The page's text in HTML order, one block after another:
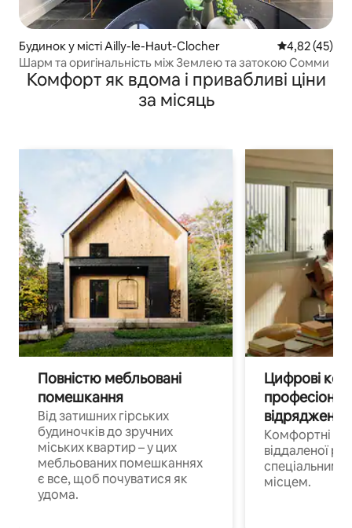
Будинок у місті Ailly-le-Haut-Clocher Середня
4,82 (45)
Шарм та оригінальність між Землею та затокою Сомми
Комфорт як вдома і привабливі ціни
за місяць
Повністю мебльовані
помешкання
Від затишних гірських
будиночків до зручних
міських квартир – у цих
мебльованих помешканнях
є все, щоб почуватися як
удома.
Цифрові
Комфортні
віддаленої
спеціальним
місцем.